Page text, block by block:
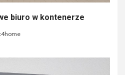
biuro w kontenerze